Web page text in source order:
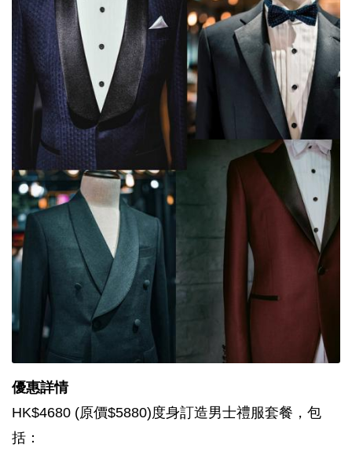
優惠詳情
HK$4680 (原價$5880)度身訂造男士禮服套餐，包
括：